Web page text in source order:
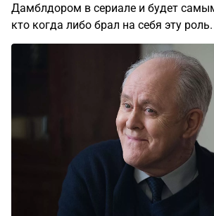
Дамблдором в сериале и будет
кто когда либо брал на себя эту